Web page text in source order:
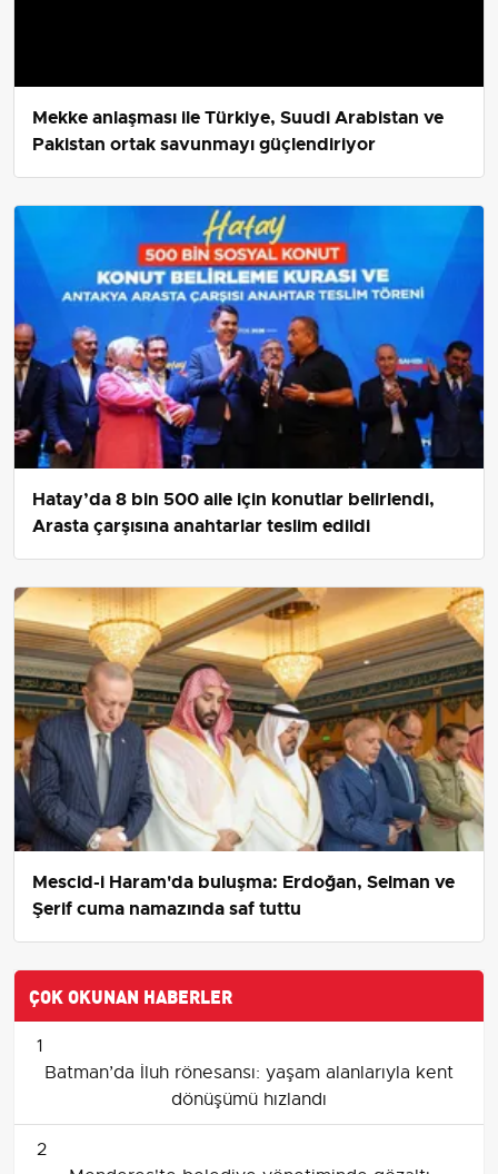
Mekke anlaşması ile Türkiye, Suudi Arabistan ve
Pakistan ortak savunmayı güçlendiriyor
Hatay’da 8 bin 500 aile için konutlar belirlendi,
Arasta çarşısına anahtarlar teslim edildi
Mescid-i Haram'da buluşma: Erdoğan, Selman ve
Şerif cuma namazında saf tuttu
ÇOK OKUNAN HABERLER
1
Batman’da İluh rönesansı: yaşam alanlarıyla kent
dönüşümü hızlandı
2